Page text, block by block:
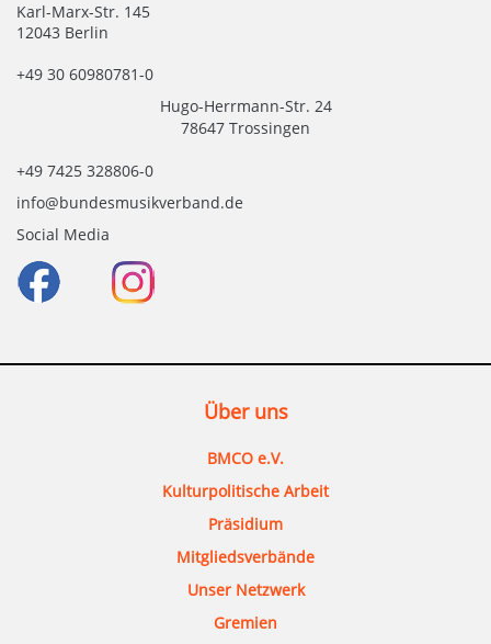
Karl-Marx-Str. 145
12043 Berlin
+49 30 60980781-0
Hugo-Herrmann-Str. 24
78647 Trossingen
+49 7425 328806-0
info@bundesmusikverband.de
Social Media
Über uns
BMCO e.V.
Kulturpolitische Arbeit
Präsidium
Mitgliedsverbände
Unser Netzwerk
Gremien